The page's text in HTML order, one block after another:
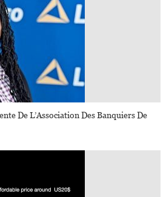
De L’Association Des Banquiers De